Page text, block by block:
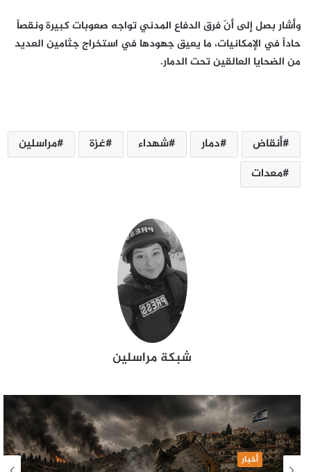
وأشار بصل إلى أنّ فرق الدفاع المدني تواجه صعوبات كبيرة ونقصاً
حاداً في الإمكانيات، ما يعيق جهودها في استخراج جثامين العديد
من الضحايا العالقين تحت الدمار.
أنقاض دمار شهداء غزة
مراسلين
معدات
شبكة مراسلين
أخبار